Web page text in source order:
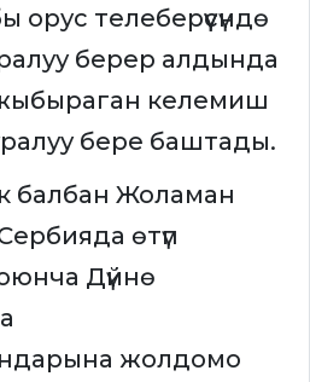
телеберүүсүндө
берер алдында
келемиш
бере баштады.
балбан Жоламан
өтүп
Дүйнө
жолдомо